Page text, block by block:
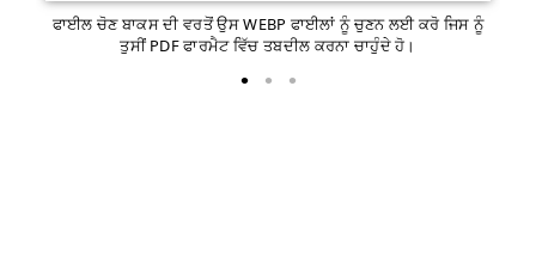
ਫਾਈਲ ਚੋਣ ਬਾਕਸ ਦੀ ਵਰਤੋਂ ਉਸ WEBP ਫਾਈਲਾਂ ਨੂੰ ਚੁਣਨ ਲਈ ਕਰੋ ਜਿਸ ਨੂੰ
ਤੁਸੀਂ PDF ਫਾਰਮੈਟ ਵਿੱਚ ਤਬਦੀਲ ਕਰਨਾ ਚਾਹੁੰਦੇ ਹੋ।